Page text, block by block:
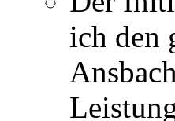
ich den